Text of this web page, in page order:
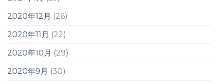
2020年12月 (26)
2020年11月 (22)
2020年10月 (29)
2020年9月 (30)